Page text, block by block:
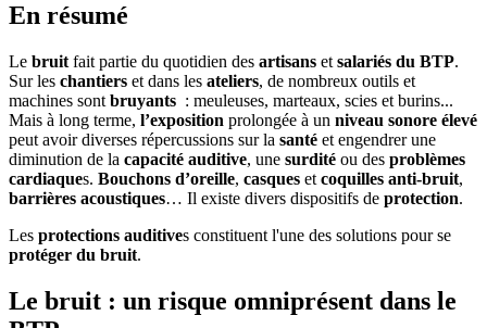
En résumé
Le bruit fait partie du quotidien des artisans et salariés du BTP.
Sur les chantiers et dans les ateliers, de nombreux outils et
machines sont bruyants : meuleuses, marteaux, scies et burins...
Mais à long terme, l’exposition prolongée à un niveau sonore élevé
peut avoir diverses répercussions sur la santé et engendrer une
diminution de la capacité auditive, une surdité ou des problèmes
cardiaques. Bouchons d’oreille, casques et coquilles anti-bruit,
barrières acoustiques… Il existe divers dispositifs de protection.
Les protections auditives constituent l'une des solutions pour se
protéger du bruit.
Le bruit : un risque omniprésent dans le